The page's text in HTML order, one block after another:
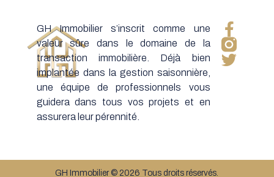
GH Immobilier s’inscrit comme une
valeur sûre dans le domaine de la
transaction immobilière. Déjà bien
implantée dans la gestion saisonnière,
une équipe de professionnels vous
guidera dans tous vos projets et en
assurera leur pérennité.
GH Immobilier © 2026 Tous droits réservés.